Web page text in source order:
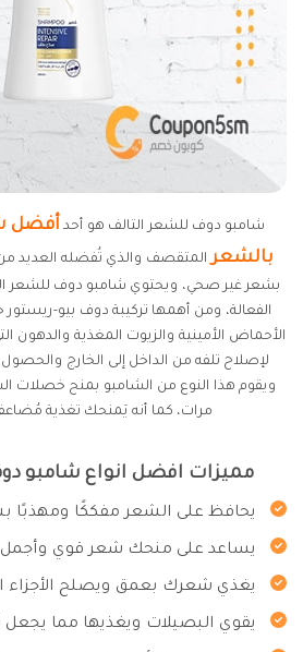
شامبو دوف للشعر التالف هو أحد أفضل
بالشعرالمتقصف والذي تُفضله العديد من
بشعر غير صحي، ويحتوي شامبو دوف للشعر
الفعالة، ومن أهمها تركيبة دوف بيو-
الأحماض الأمينية والزيوت المغذية والدهون
لإصلاح تلفه من الداخل إلى الخارج
مرات، كما أنه يَمنحك تغذية
مميزات افضل انواع شامبو
يحافظ على الشعر مفككًا ومهذبًا
يساعد على منحك شعر قوي
يغذي شعرك بعمق ويصلح الأجزاء
يقوي البصيلات ويغذيها مما